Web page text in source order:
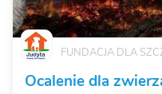
FUNDACJA DLA
Ocalenie dla